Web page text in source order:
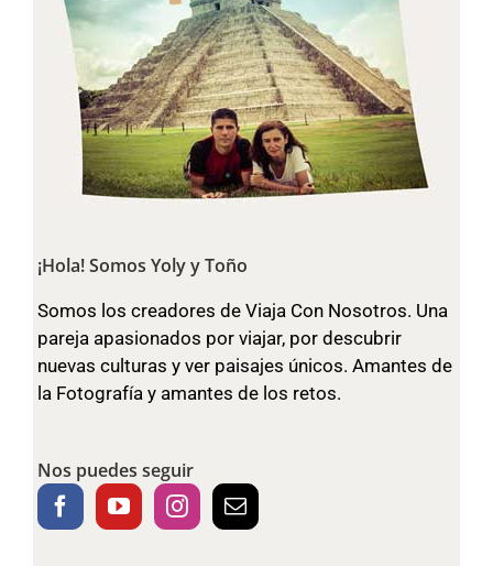
¡Hola! Somos Yoly y Toño
Somos los creadores de Viaja Con Nosotros. Una
pareja apasionados por viajar, por descubrir
nuevas culturas y ver paisajes únicos. Amantes de
la Fotografía y amantes de los retos.
Nos puedes seguir